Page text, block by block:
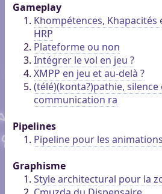
Gameplay
Khompétences, Khapacités
HRP
Plateforme ou non
Intégrer le vol en jeu ?
XMPP en jeu et au-delà ?
(télé)(konta?)pathie, silence
communication ra
Pipelines
Pipeline pour les animations
Graphisme
Style architectural pour la